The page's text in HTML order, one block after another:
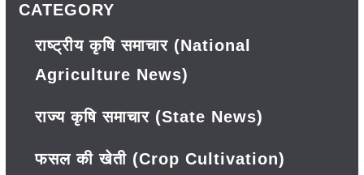
CATEGORY
राष्ट्रीय कृषि समाचार (National
Agriculture News)
राज्य कृषि समाचार (State News)
फसल की खेती (Crop Cultivation)